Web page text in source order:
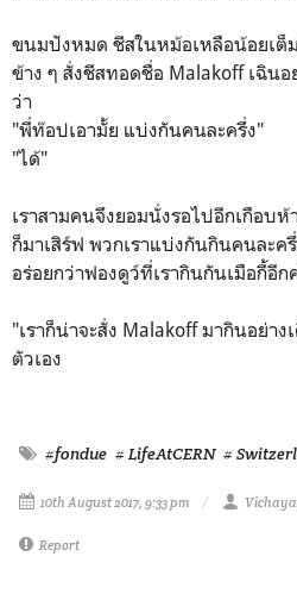
ขนมปังหมด ชีสในหม้อเหลือน้อยเต็
ข้าง ๆ สั่งชีสทอดชื่อ Malakoff เฉิน
ว่า
"พี่ท๊อปเอามั้ย แบ่งกันคนละครึ่ง"
"ได้"
เราสามคนจึงยอมนั่งรอไปอีกเกือบ
ก็มาเสิร์ฟ พวกเราแบ่งกันกินคนละค
อร่อยกว่าฟองดูว์ที่เรากินกันเมือกี้อีก
"เราก็น่าจะสั่ง Malakoff มากินอย่า
ตัวเอง
#fondue # LifeAtCERN #
10th August 2017, 9:33 pm
Report